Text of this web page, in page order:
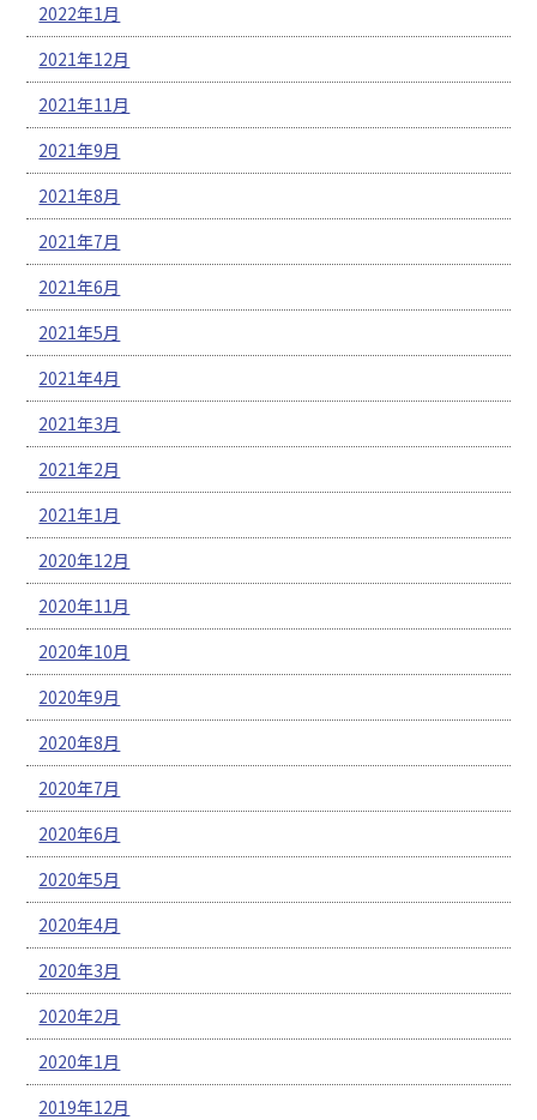
2022年1月
2021年12月
2021年11月
2021年9月
2021年8月
2021年7月
2021年6月
2021年5月
2021年4月
2021年3月
2021年2月
2021年1月
2020年12月
2020年11月
2020年10月
2020年9月
2020年8月
2020年7月
2020年6月
2020年5月
2020年4月
2020年3月
2020年2月
2020年1月
2019年12月